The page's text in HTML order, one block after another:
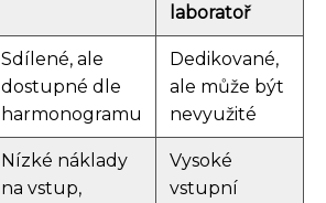
laboratoř
Sdílené, ale
dostupné dle
harmonogramu
Dedikované,
ale může být
nevyužité
Nízké náklady
na vstup,
Vysoké
vstupní